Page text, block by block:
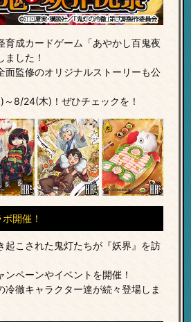
育成カードゲーム「あやかし百鬼夜
した！
面監修のオリジナルストーリーも公
8/24(木)！ぜひチェックを！
開催！
起こされた鬼灯たちが『妖界』を訪
ペーンやイベントを開催！
冷徹キャラクター達が続々登場しま